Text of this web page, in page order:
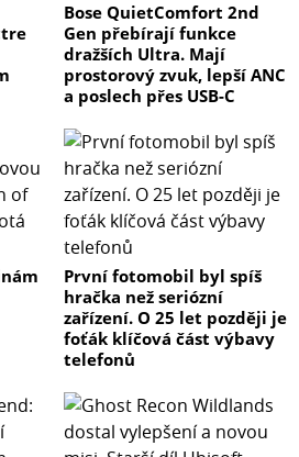
Bose QuietComfort 2nd
Gen přebírají funkce
dražších Ultra. Mají
prostorový zvuk, lepší ANC
a poslech přes USB-C
První fotomobil byl spíš
hračka než seriózní
zařízení. O 25 let později je
foťák klíčová část výbavy
telefonů